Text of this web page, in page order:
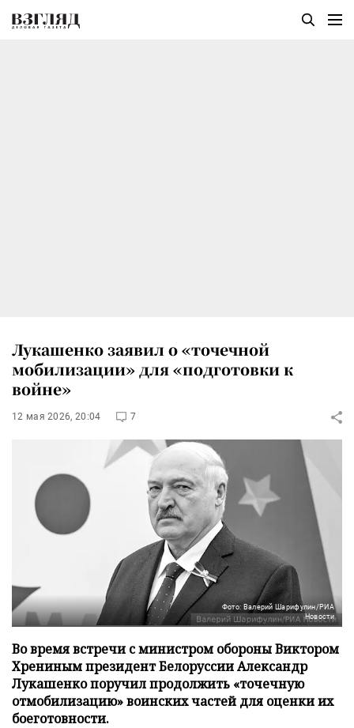
Лукашенко заявил о «точечной
мобилизации» для «подготовки к
войне»
12 мая 2026, 20:04 7
Фото: Валерий Шарифулин/РИА
Новости
Во время встречи с министром обороны Виктором
Хрениным президент Белоруссии Александр
Лукашенко поручил продолжить «точечную
отмобилизацию» воинских частей для оценки их
боеготовности.